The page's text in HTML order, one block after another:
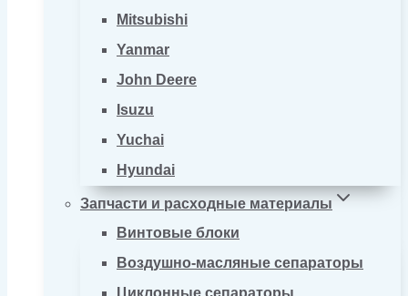
Mitsubishi
Yanmar
John Deere
Isuzu
Yuchai
Hyundai
Запчасти и расходные материалы
Винтовые блоки
Воздушно-масляные сепараторы
Циклонные сепараторы